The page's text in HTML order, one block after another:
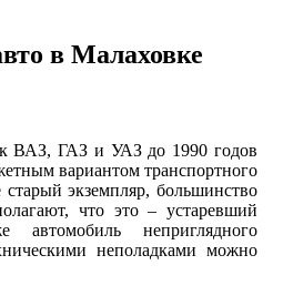
в Малаховке
ВАЗ, ГАЗ и УАЗ до 1990 годов
вариантом транспортного
экземпляр, большинство
что это – устаревший
неприглядного
неполадками можно